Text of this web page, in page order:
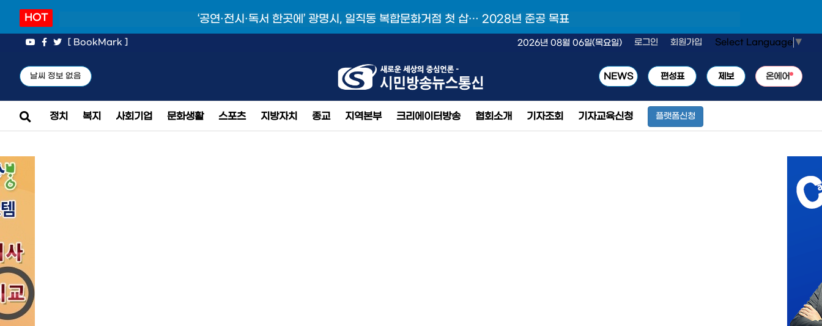
HOT ‘공연·전시·독서 한곳에’ 광명시, 일직동 복합문화거점 첫 삽… 2028년 준공 목표
[ BookMark ] 2026년 08월 06일(목요일) 로그인 회원가입 Select Language ▼
날씨 정보 없음 NEWS 편성표 제보 온에어
정치 복지 사회기업 문화생활 스포츠 지방자치 종교 지역본부 크리에이터방송 협회소개 기자조회 기자교육신청 플랫폼신청